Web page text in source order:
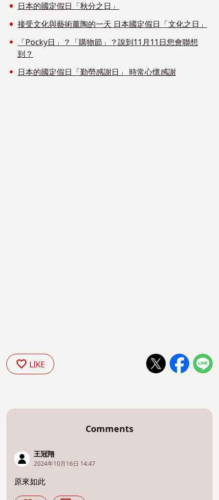
日本的國定假日「秋分之日」
接受文化與藝術薰陶的一天 日本國定假日「文化之日」
「Pocky日」？「購物節」？說到11月11日您會聯想
到？
日本的國定假日「勤勞感謝日」 時常心懷感謝
LIKE
Comments
王冠翔
2024年10月16日 14:47
原來如此